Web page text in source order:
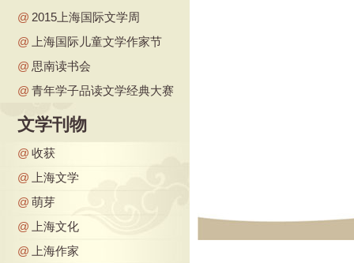
@ 2015上海国际文学周
@
上海国际儿童文学作家节
@ 思南读书会
@ 青年学子品读文学经典大赛
文学刊物
@ 收获
@
上海文学
@ 萌芽
@
上海文化
@
上海作家